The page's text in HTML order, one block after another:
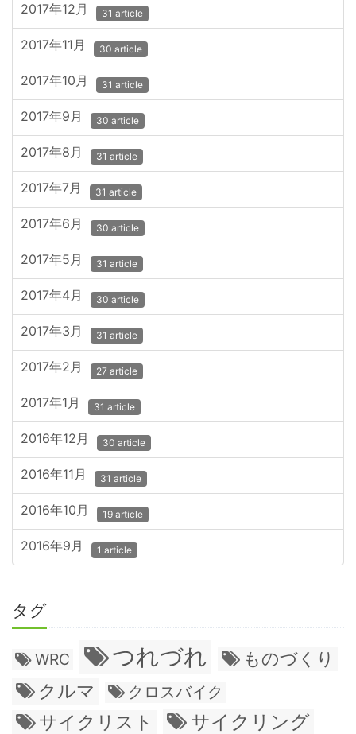
2017年12月 31 article
2017年11月 30 article
2017年10月 31 article
2017年9月 30 article
2017年8月 31 article
2017年7月 31 article
2017年6月 30 article
2017年5月 31 article
2017年4月 30 article
2017年3月 31 article
2017年2月 27 article
2017年1月 31 article
2016年12月 30 article
2016年11月 31 article
2016年10月 19 article
2016年9月 1 article
タグ
WRC つれづれ ものづくり
クルマ クロスバイク
サイクリスト サイクリング